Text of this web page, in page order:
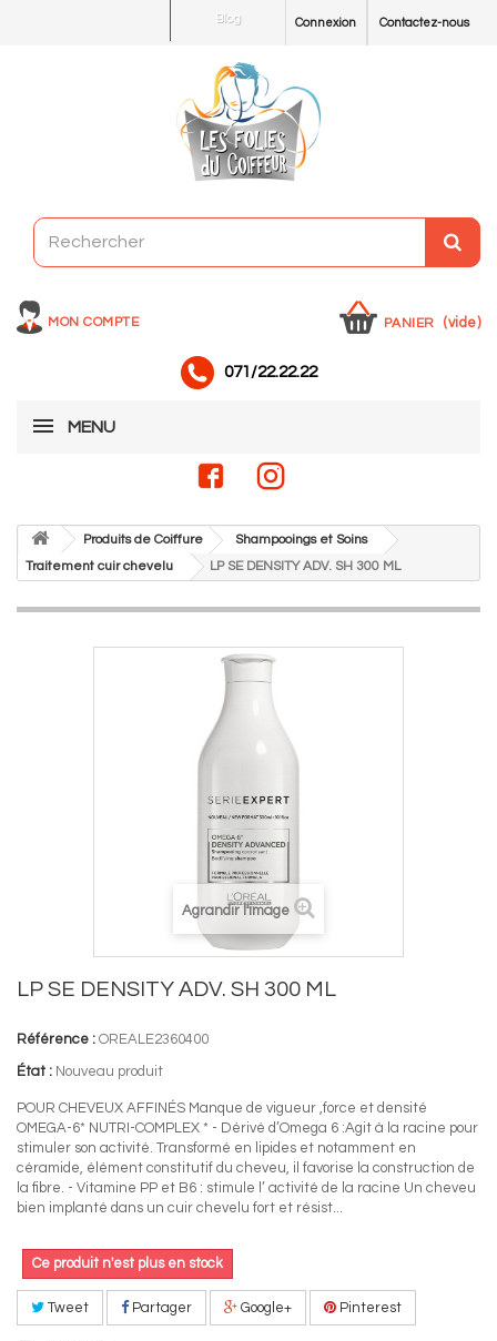
Contactez-nous
Connexion
Blog
MON COMPTE PANIER (vide)
071/22.22.22
MENU
Produits de Coiffure
Shampooings et Soins
Traitement cuir chevelu
LP SE DENSITY ADV. SH 300 ML
Agrandir l'image
LP SE DENSITY ADV. SH 300 ML
Référence : OREALE2360400
État : Nouveau produit
POUR CHEVEUX AFFINÉS Manque de vigueur ,force et densité
OMEGA-6* NUTRI-COMPLEX * - Dérivé d’Omega 6 :Agit à la racine pour
stimuler son activité. Transformé en lipides et notamment en
céramide, élément constitutif du cheveu, il favorise la construction de
la fibre. - Vitamine PP et B6 : stimule l’ activité de la racine Un cheveu
bien implanté dans un cuir chevelu fort et résist...
Ce produit n'est plus en stock
Tweet Partager Google+ Pinterest